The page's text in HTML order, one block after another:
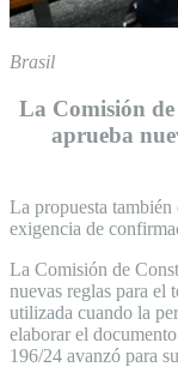
Brasil
La Comisión
aprueba
La propuesta
exigencia de
La Comisión de
nuevas reglas para el
utilizada cuando la
elaborar el
196/24 avanzó para